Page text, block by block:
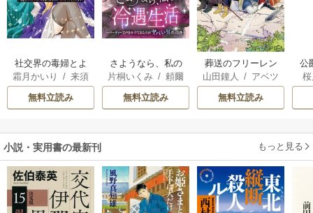
社交界の毒婦とよ
ばれる私～素敵な
辺境伯令息に腕を
折られたので、責
す～
霜月かいり /来須
みかん
無料立読み
さようなら、私の
冷遇生活 ～パーテ
ィーで声をかけて
きたのがヤバい男
片桐いくみ / 頼爾
無料立読み
葬送のフリーレン
山田鐘人
/ アベツ
カサ
無料立読み
公
は
小説・実用書の最新刊 もっと見る